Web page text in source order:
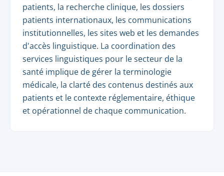
patients, la recherche clinique, les dossiers
patients internationaux, les communications
institutionnelles, les sites web et les demandes
d'accès linguistique. La coordination des
services linguistiques pour le secteur de la
santé implique de gérer la terminologie
médicale, la clarté des contenus destinés aux
patients et le contexte réglementaire, éthique
et opérationnel de chaque communication.